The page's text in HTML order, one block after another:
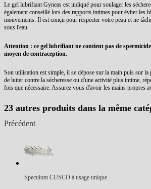
Le gel lubrifiant Gyneas est indiqué pour soulager les
également conseillé lors des rapports intimes pour éviter les
mouvements. Il est conçu pour respecter votre peau et ne
sous l'eau.
Attention : ce gel lubrifiant ne contient pas de
moyen de contraception.
Son utilisation est simple, il se dépose sur la main puis sur la
de lutter contre la sécheresse ou d'une activité plus intime,
fois que nécessaire. Assurez vous d'avoir les mains propres
23 autres produits dans la même
Précédent
Speculum CUSCO à usage unique